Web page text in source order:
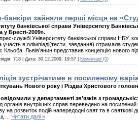
банкіри зайняли перші місця на
банківської справи Університету
у Бресті-2009».
службі Університету банківської справи НБУ,
участь в олімпіаді(тести, завдання) отримала
Львів’янин представив концепцію нового під
718 | Дата: 30.12.2009, 19:57 Коментарі (0)
зустрічатиме в посиленому
Нового року і Різдва Христового
у департаменті зв’язків з
органів внутрішніх справ переведено на
на розвиток подій напередодні свят та в святкові
Читати далі »